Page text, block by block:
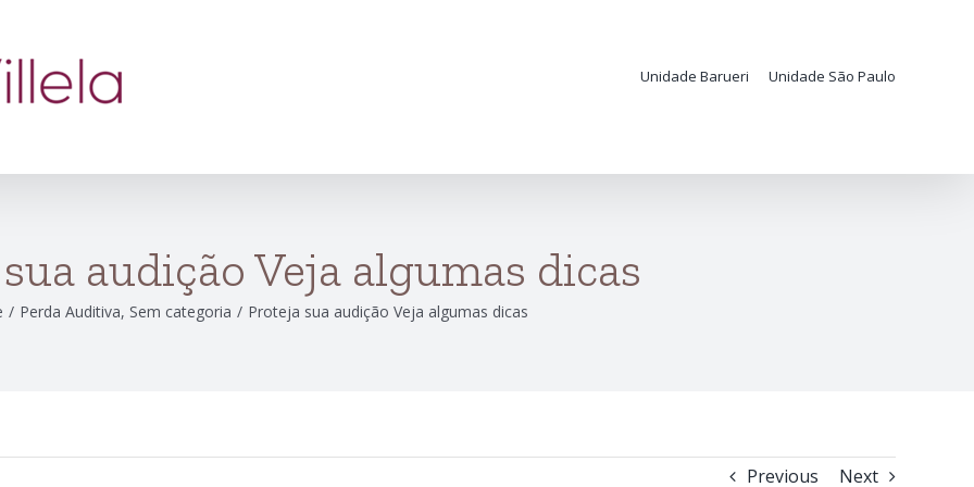
Unidade Barueri Unidade São Paulo
audição Veja algumas dicas
/ Perda Auditiva, Sem categoria / Proteja sua audição Veja algumas dicas
Previous Next